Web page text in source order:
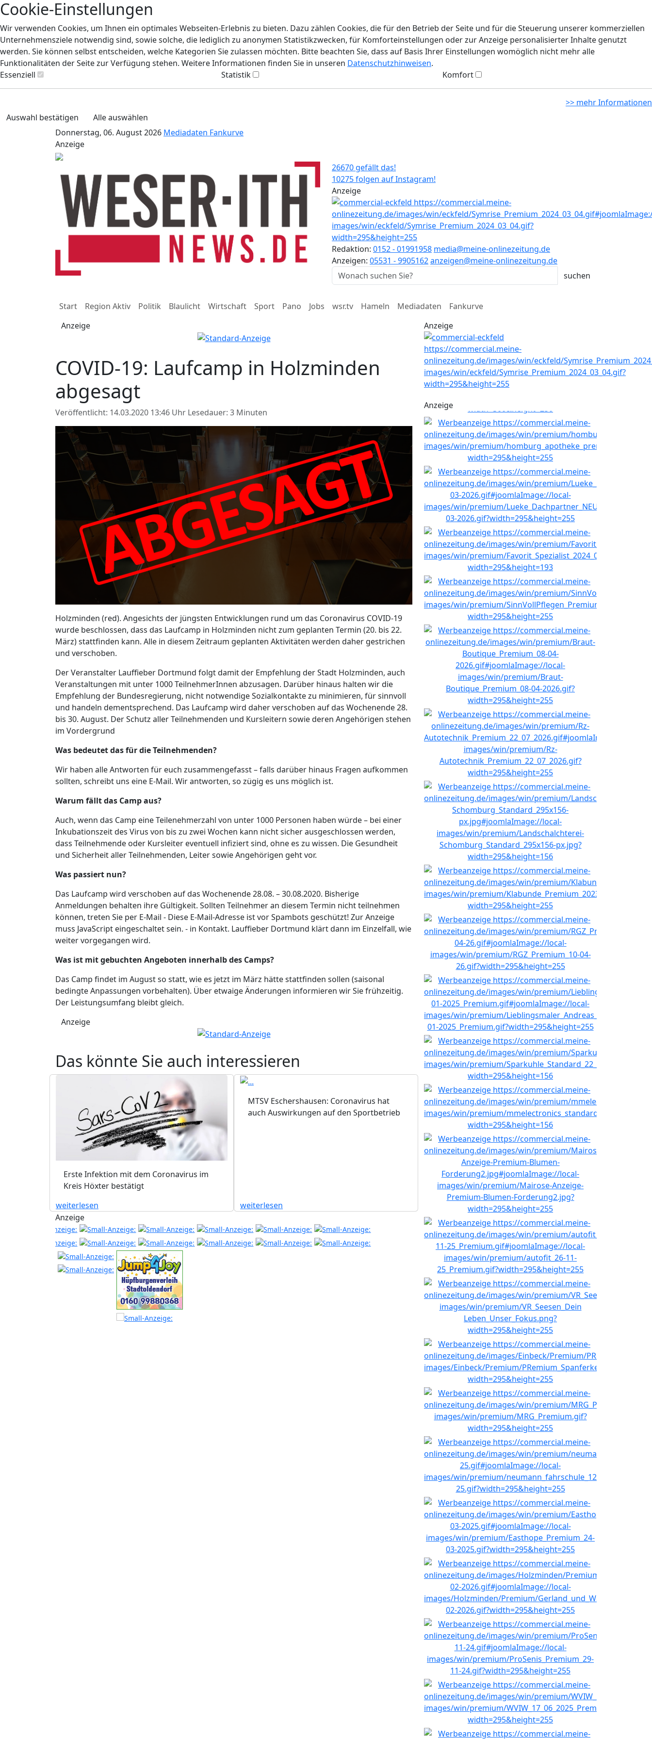
Cookie-Einstellungen
Wir verwenden Cookies, um Ihnen ein optimales Webseiten-Erlebnis zu bieten. Dazu zählen Cookies, die für den Betrieb der Seite und für die Steuerung unserer kommerziellen
Unternehmensziele notwendig sind, sowie solche, die lediglich zu anonymen Statistikzwecken, für Komforteinstellungen oder zur Anzeige personalisierter Inhalte genutzt
werden. Sie können selbst entscheiden, welche Kategorien Sie zulassen möchten. Bitte beachten Sie, dass auf Basis Ihrer Einstellungen womöglich nicht mehr alle
Funktionalitäten der Seite zur Verfügung stehen. Weitere Informationen finden Sie in unseren Datenschutzhinweisen.
Essenziell
Statistik Komfort
>> mehr Informationen
Auswahl bestätigen
Alle auswählen
Donnerstag, 06. August 2026 Mediadaten Fankurve
Anzeige
26670 gefällt das!
10275 folgen auf Instagram!
Anzeige
Redaktion: 0152 - 01991958 media@meine-onlinezeitung.de
Anzeigen: 05531 - 9905162anzeigen@meine-onlinezeitung.de
Start Region Aktiv Politik Blaulicht Wirtschaft Sport Pano Jobs wsr.tv Hameln Mediadaten
Fankurve
Anzeige
COVID-19: Laufcamp in Holzminden
abgesagt
Veröffentlicht: 14.03.2020 13:46 Uhr Lesedauer: 3 Minuten
Holzminden (red). Angesichts der jüngsten Entwicklungen rund um das Coronavirus COVID-19
wurde beschlossen, dass das Laufcamp in Holzminden nicht zum geplanten Termin (20. bis 22.
März) stattfinden kann. Alle in diesem Zeitraum geplanten Aktivitäten werden daher gestrichen
und verschoben.
Der Veranstalter Lauffieber Dortmund folgt damit der Empfehlung der Stadt Holzminden, auch
Veranstaltungen mit unter 1000 TeilnehmerInnen abzusagen. Darüber hinaus halten wir die
Empfehlung der Bundesregierung, nicht notwendige Sozialkontakte zu minimieren, für sinnvoll
und handeln dementsprechend. Das Laufcamp wird daher verschoben auf das Wochenende 28.
bis 30. August. Der Schutz aller Teilnehmenden und Kursleitern sowie deren Angehörigen stehen
im Vordergrund
Was bedeutet das für die Teilnehmenden?
Wir haben alle Antworten für euch zusammengefasst – falls darüber hinaus Fragen aufkommen
sollten, schreibt uns eine E-Mail. Wir antworten, so zügig es uns möglich ist.
Warum fällt das Camp aus?
Auch, wenn das Camp eine Teilenehmerzahl von unter 1000 Personen haben würde – bei einer
Inkubationszeit des Virus von bis zu zwei Wochen kann nicht sicher ausgeschlossen werden,
dass Teilnehmende oder Kursleiter eventuell infiziert sind, ohne es zu wissen. Die Gesundheit
und Sicherheit aller Teilnehmenden, Leiter sowie Angehörigen geht vor.
Was passiert nun?
Das Laufcamp wird verschoben auf das Wochenende 28.08. – 30.08.2020. Bisherige
Anmeldungen behalten ihre Gültigkeit. Sollten Teilnehmer an diesem Termin nicht teilnehmen
können, treten Sie per E-Mail - Diese E-Mail-Adresse ist vor Spambots geschützt! Zur Anzeige
muss JavaScript eingeschaltet sein. - in Kontakt. Lauffieber Dortmund klärt dann im Einzelfall, wie
weiter vorgegangen wird.
Was ist mit gebuchten Angeboten innerhalb des Camps?
Das Camp findet im August so statt, wie es jetzt im März hätte stattfinden sollen (saisonal
bedingte Anpassungen vorbehalten). Über etwaige Änderungen informieren wir Sie frühzeitig.
Der Leistungsumfang bleibt gleich.
Anzeige
Das könnte Sie auch interessieren
Erste Infektion mit dem Coronavirus im
Kreis Höxter bestätigt
weiterlesen
MTSV Eschershausen: Coronavirus hat
auch Auswirkungen auf den Sportbetrieb
weiterlesen
Anzeige
Anzeige
Anzeige